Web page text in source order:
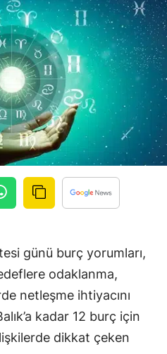
günü burç yorumları,
odaklanma,
netleşme ihtiyacını
kadar 12 burç için
dikkat çeken